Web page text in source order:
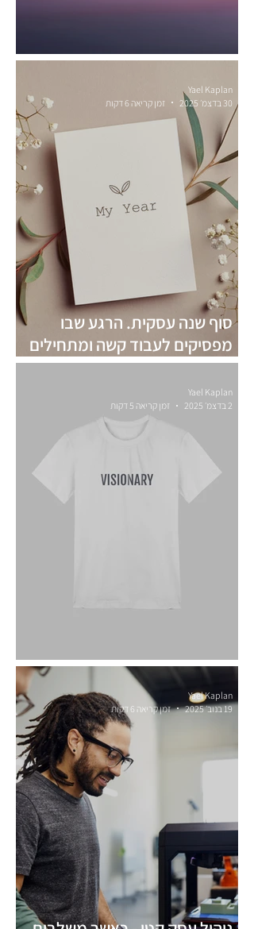
עסק הוא לא מטרה, הוא כלי
סוף שנה עסקית. הרגע שבו
מפסיקים לעבוד קשה ומתחילים
לעבוד נכון
Yael Kaplan
30 בדצמ׳ 2025
זמן קריאה 6 דקות
חזון עסקי וקביעת יעדים שנתיים
Yael Kaplan
2 בדצמ׳ 2025
זמן קריאה 5 דקות
Yael Kaplan
19 בנוב׳ 2025
זמן קריאה 6 דקות